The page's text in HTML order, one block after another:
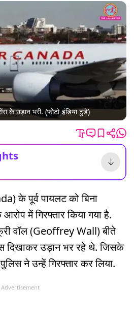
के उड़ान भरी. (फोटो-इंडिया टुडे)
के पूर्व पायलट को बिना
में गिरफ्तार किया गया है.
वॉल (Geoffrey Wall) बीते
दिखाकर उड़ान भर रहे थे. जिसके
ने उन्हें गिरफ्तार कर लिया.
Advertisement